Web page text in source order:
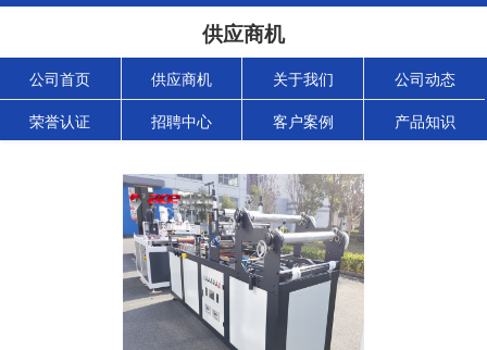
供应商机
公司首页 供应商机 关于我们 公司动态
荣誉认证 招聘中心 客户案例 产品知识